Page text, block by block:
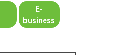
E-
business